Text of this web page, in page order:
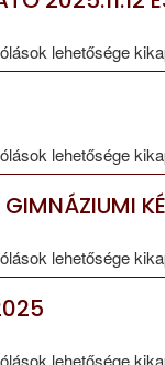
lehetősége
lehetősége
lehetősége
lehetősége